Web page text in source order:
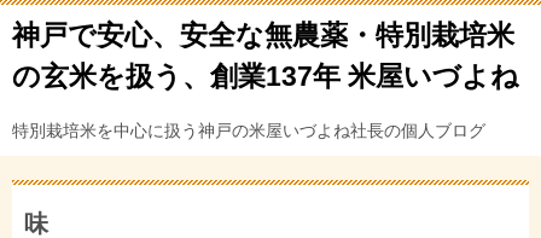
神戸で安心、安全な無農薬・特別栽培米
の玄米を扱う、創業137年 米屋いづよね
特別栽培米を中心に扱う神戸の米屋いづよね社長の個人ブログ
味